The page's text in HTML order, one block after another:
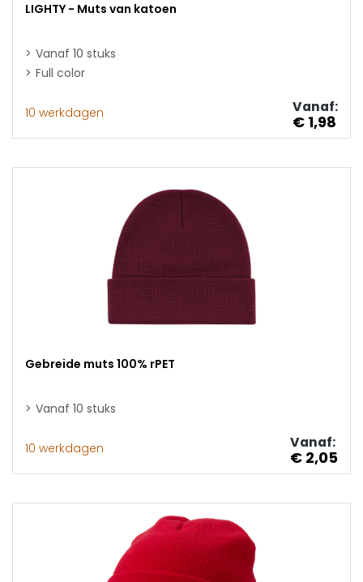
LIGHTY - Muts van katoen
Vanaf 10 stuks
Full color
10 werkdagen Vanaf:
€ 1,98
Gebreide muts 100% rPET
Vanaf 10 stuks
10 werkdagen Vanaf:
€ 2,05